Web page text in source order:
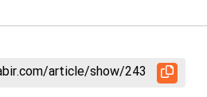
article/show/243